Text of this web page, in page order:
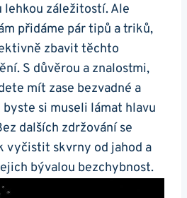
lehkou záležitostí. Ale
přidáme ‍pár‌ tipů a⁣ triků,
zbavit ‍těchto
​S důvěrou a znalostmi,
mít zase ⁣bezvadné a⁢
si museli lámat ⁢hlavu
dalších zdržování ⁢se
⁣vyčistit ⁢skvrny od jahod a
bývalou bezchybnost.